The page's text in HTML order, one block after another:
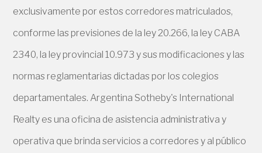
exclusivamente por estos corredores matriculados,
conforme las previsiones de la ley 20.266, la ley CABA
2340, la ley provincial 10.973 y sus modificaciones y las
normas reglamentarias dictadas por los colegios
departamentales. Argentina Sotheby's International
Realty es una oficina de asistencia administrativa y
operativa que brinda servicios a corredores y al público